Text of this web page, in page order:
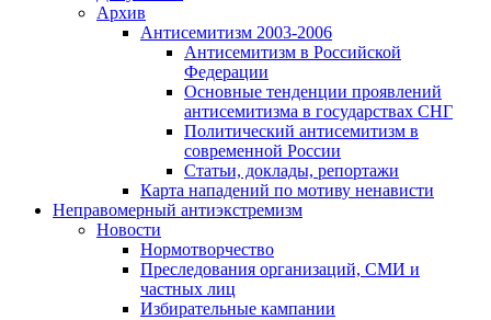
Архив
Антисемитизм 2003-2006
Антисемитизм в Российской
Федерации
Основные тенденции проявлений
антисемитизма в государствах СНГ
Политический антисемитизм в
современной России
Статьи, доклады, репортажи
Карта нападений по мотиву ненависти
Неправомерный антиэкстремизм
Новости
Нормотворчество
Преследования организаций, СМИ и
частных лиц
Избирательные кампании